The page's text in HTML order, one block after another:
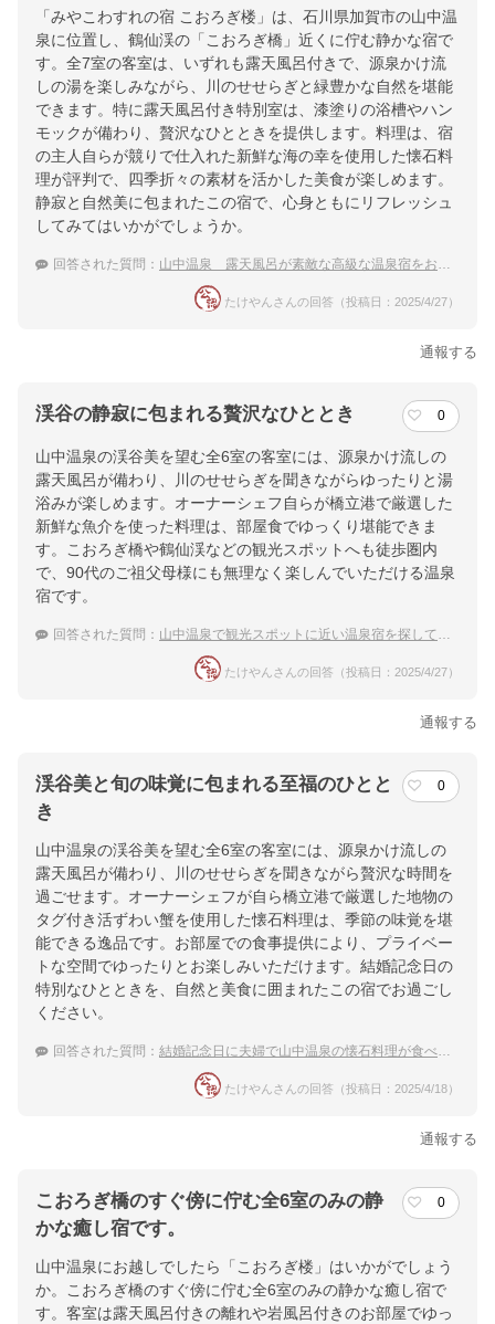
「みやこわすれの宿 こおろぎ楼」は、石川県加賀市の山中温
泉に位置し、鶴仙渓の「こおろぎ橋」近くに佇む静かな宿で
す。全7室の客室は、いずれも露天風呂付きで、源泉かけ流
しの湯を楽しみながら、川のせせらぎと緑豊かな自然を堪能
できます。特に露天風呂付き特別室は、漆塗りの浴槽やハン
モックが備わり、贅沢なひとときを提供します。料理は、宿
の主人自らが競りで仕入れた新鮮な海の幸を使用した懐石料
理が評判で、四季折々の素材を活かした美食が楽しめます。
静寂と自然美に包まれたこの宿で、心身ともにリフレッシュ
してみてはいかがでしょうか。
回答された質問： 山中温泉 露天風呂が素敵な高級な温泉宿をおしえて！
たけやんさんの回答（投稿日：2025/4/27）
通報する
渓谷の静寂に包まれる贅沢なひととき 0
山中温泉の渓谷美を望む全6室の客室には、源泉かけ流しの
露天風呂が備わり、川のせせらぎを聞きながらゆったりと湯
浴みが楽しめます。オーナーシェフ自らが橋立港で厳選した
新鮮な魚介を使った料理は、部屋食でゆっくり堪能できま
す。こおろぎ橋や鶴仙渓などの観光スポットへも徒歩圏内
で、90代のご祖父母様にも無理なく楽しんでいただける温泉
宿です。
回答された質問： 山中温泉で観光スポットに近い温泉宿を探しています！おすすめを教えて下さい。
たけやんさんの回答（投稿日：2025/4/27）
通報する
渓谷美と旬の味覚に包まれる至福のひとと
き
0
山中温泉の渓谷美を望む全6室の客室には、源泉かけ流しの
露天風呂が備わり、川のせせらぎを聞きながら贅沢な時間を
過ごせます。オーナーシェフが自ら橋立港で厳選した地物の
タグ付き活ずわい蟹を使用した懐石料理は、季節の味覚を堪
能できる逸品です。お部屋での食事提供により、プライベー
トな空間でゆったりとお楽しみいただけます。結婚記念日の
特別なひとときを、自然と美食に囲まれたこの宿でお過ごし
ください。
回答された質問： 結婚記念日に夫婦で山中温泉の懐石料理が食べられる高級旅館に行くので、おすすめの旅館を教えて。
たけやんさんの回答（投稿日：2025/4/18）
通報する
こおろぎ橋のすぐ傍に佇む全6室のみの静
かな癒し宿です。
0
山中温泉にお越しでしたら「こおろぎ楼」はいかがでしょう
か。こおろぎ橋のすぐ傍に佇む全6室のみの静かな癒し宿で
す。客室は露天風呂付きの離れや岩風呂付きのお部屋でゆっ